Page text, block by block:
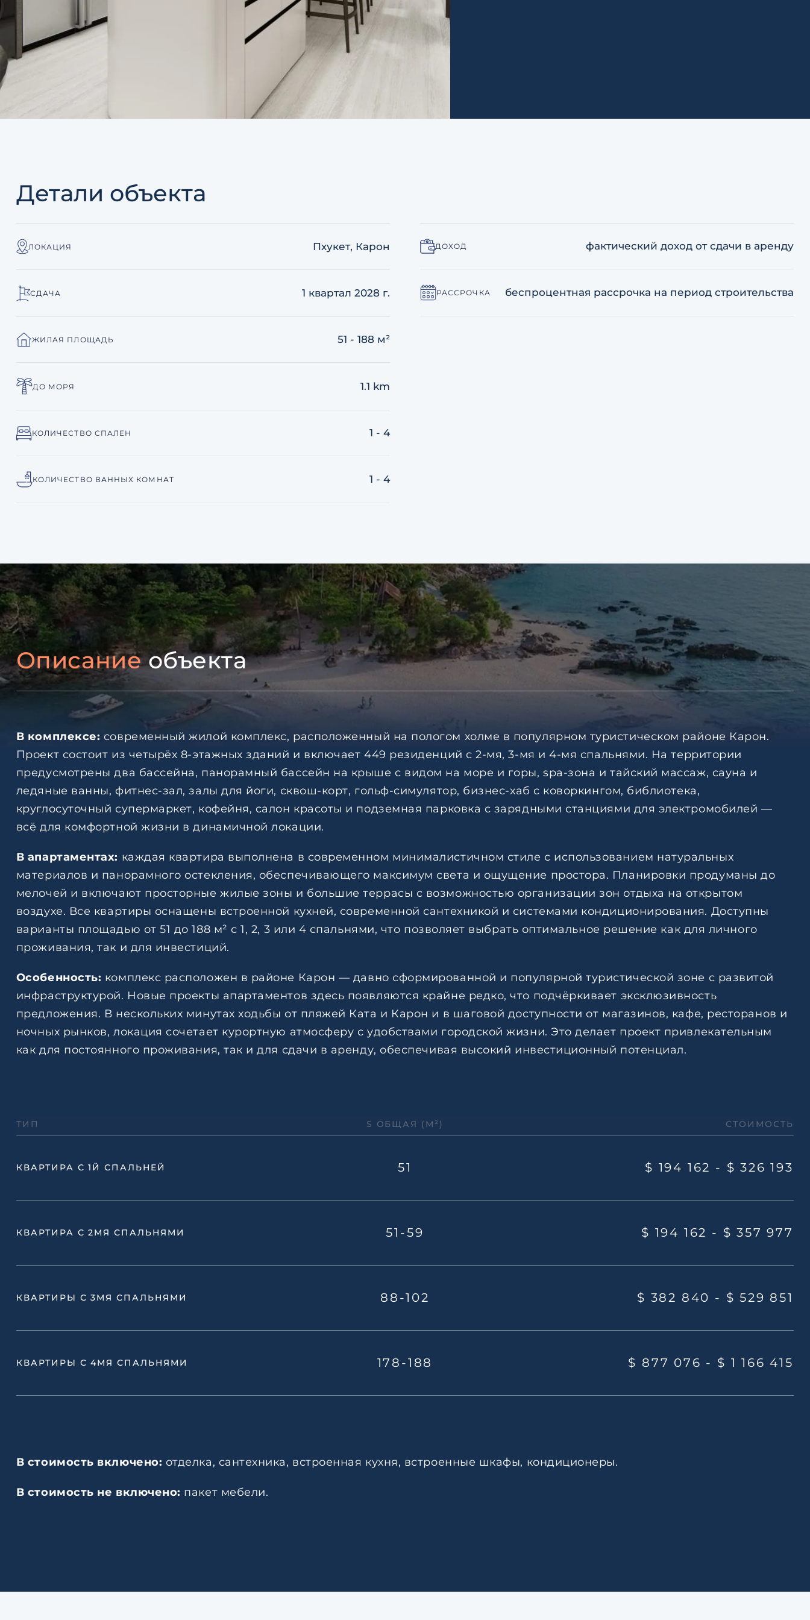
Детали объекта
ЛОКАЦИЯ Пхукет, Карон
СДАЧА 1 квартал 2028 г.
ЖИЛАЯ ПЛОЩАДЬ 51 - 188 м²
ДО МОРЯ 1.1 km
КОЛИЧЕСТВО СПАЛЕН 1 - 4
КОЛИЧЕСТВО ВАННЫХ КОМНАТ 1 - 4
ДОХОД фактический доход от сдачи в аренду
РАССРОЧКА беспроцентная рассрочка на период строительства
Описаниеобъекта
В комплексе: современный жилой комплекс, расположенный на пологом холме в популярном туристическом районе Карон.
Проект состоит из четырёх 8-этажных зданий и включает 449 резиденций с 2-мя, 3-мя и 4-мя спальнями. На территории
предусмотрены два бассейна, панорамный бассейн на крыше с видом на море и горы, spa-зона и тайский массаж, сауна и
ледяные ванны, фитнес-зал, залы для йоги, сквош-корт, гольф-симулятор, бизнес-хаб с коворкингом, библиотека,
круглосуточный супермаркет, кофейня, салон красоты и подземная парковка с зарядными станциями для электромобилей —
всё для комфортной жизни в динамичной локации.
В апартаментах: каждая квартира выполнена в современном минималистичном стиле с использованием натуральных
материалов и панорамного остекления, обеспечивающего максимум света и ощущение простора. Планировки продуманы до
мелочей и включают просторные жилые зоны и большие террасы с возможностью организации зон отдыха на открытом
воздухе. Все квартиры оснащены встроенной кухней, современной сантехникой и системами кондиционирования. Доступны
варианты площадью от 51 до 188 м² с 1, 2, 3 или 4 спальнями, что позволяет выбрать оптимальное решение как для личного
проживания, так и для инвестиций.
Особенность: комплекс расположен в районе Карон — давно сформированной и популярной туристической зоне с развитой
инфраструктурой. Новые проекты апартаментов здесь появляются крайне редко, что подчёркивает эксклюзивность
предложения. В нескольких минутах ходьбы от пляжей Ката и Карон и в шаговой доступности от магазинов, кафе, ресторанов и
ночных рынков, локация сочетает курортную атмосферу с удобствами городской жизни. Это делает проект привлекательным
как для постоянного проживания, так и для сдачи в аренду, обеспечивая высокий инвестиционный потенциал.
ТИП S ОБЩАЯ (М²) СТОИМОСТЬ
КВАРТИРА С 1Й СПАЛЬНЕЙ 51 $ 194 162 - $ 326 193
КВАРТИРА С 2МЯ СПАЛЬНЯМИ 51-59 $ 194 162 - $ 357 977
КВАРТИРЫ С 3МЯ СПАЛЬНЯМИ 88-102 $ 382 840 - $ 529 851
КВАРТИРЫ С 4МЯ СПАЛЬНЯМИ 178-188 $ 877 076 - $ 1 166 415
В стоимость включено: отделка, сантехника, встроенная кухня, встроенные шкафы, кондиционеры.
В стоимость не включено: пакет мебели.